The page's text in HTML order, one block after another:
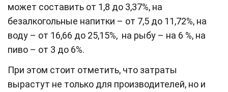
может составить от 1,8 до 3,37%, на
безалкогольные напитки – от 7,5 до 11,72%, на
воду – от 16,66 до 25,15%, на рыбу – на 6 %, на
пиво – от 3 до 6%.
При этом стоит отметить, что затраты
вырастут не только для производителей, но и